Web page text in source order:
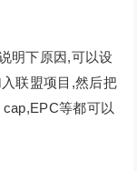
明下原因,可以设
联盟项目,然后把
等都可以